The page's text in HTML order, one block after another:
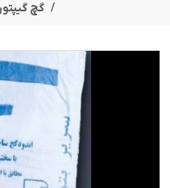
گچ گیپتون